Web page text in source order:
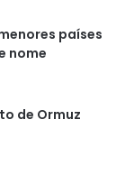
países
nome
de Ormuz